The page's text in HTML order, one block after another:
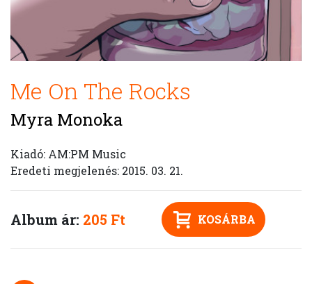
Me On The Rocks
Myra Monoka
Kiadó: AM:PM Music
Eredeti megjelenés: 2015. 03. 21.
Album ár: 205 Ft KOSÁRBA